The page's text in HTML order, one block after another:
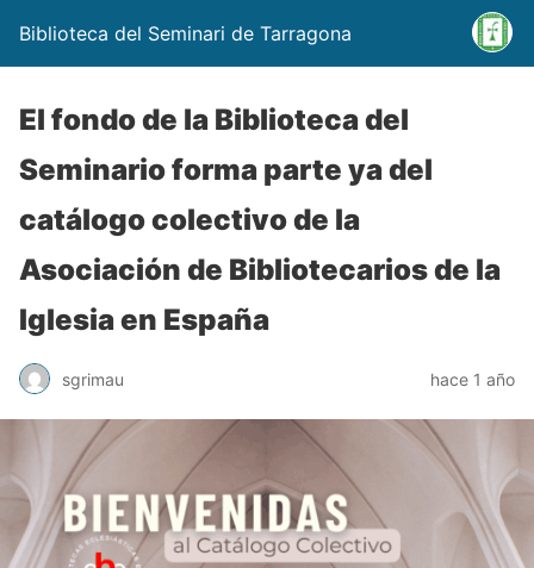
Biblioteca del Seminari de Tarragona
El fondo de la Biblioteca del
Seminario forma parte ya del
catálogo colectivo de la
Asociación de Bibliotecarios de la
Iglesia en España
sgrimau hace 1 año